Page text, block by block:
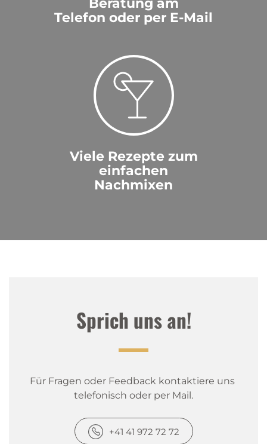
Beratung am
Telefon oder per E-Mail
Viele Rezepte zum
einfachen
Nachmixen
Sprich uns an!
Für Fragen oder Feedback kontaktiere uns
telefonisch oder per Mail.
+41 41 972 72 72